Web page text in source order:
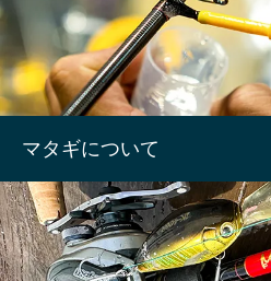
マタギについて